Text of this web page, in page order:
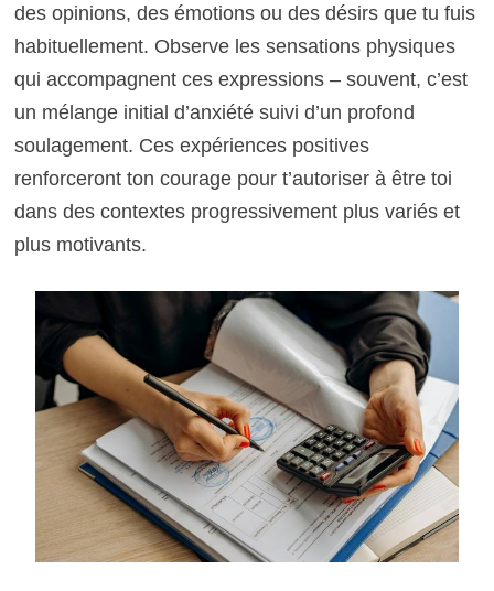
des opinions, des émotions ou des désirs que tu fuis
habituellement. Observe les sensations physiques
qui accompagnent ces expressions – souvent, c’est
un mélange initial d’anxiété suivi d’un profond
soulagement. Ces expériences positives
renforceront ton courage pour t’autoriser à être toi
dans des contextes progressivement plus variés et
plus motivants.